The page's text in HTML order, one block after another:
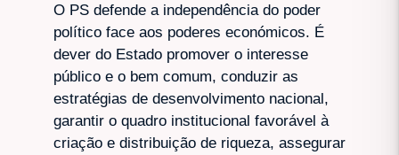
O PS defende a independência do poder
político face aos poderes económicos. É
dever do Estado promover o interesse
público e o bem comum, conduzir as
estratégias de desenvolvimento nacional,
garantir o quadro institucional favorável à
criação e distribuição de riqueza, assegurar